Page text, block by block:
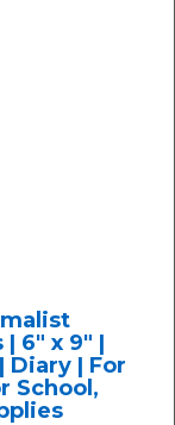
6" x 9" |
Diary | For
School,